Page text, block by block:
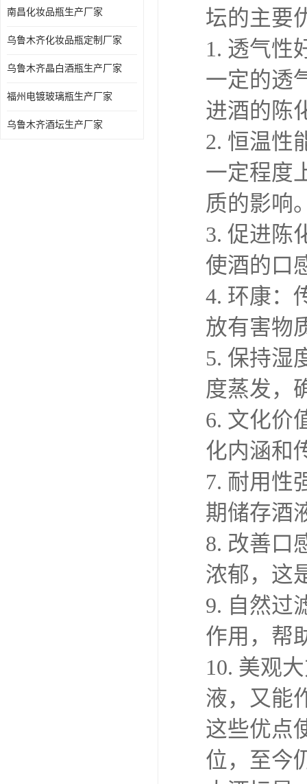
南昌化妆品瓶生产厂家
乌鲁木齐化妆品瓶定制厂家
乌鲁木齐晶白酒瓶生产厂家
福州电镀玻璃瓶生产厂家
乌鲁木齐酒坛生产厂家
坛的主要
1. 透气性
一定的透
进酒的陈
2. 恒温性
一定程度
质的影响
3. 促进陈
使酒的口
4. 环康：
放有害物
5. 保持湿
度蒸发，
6. 文化价
化内涵和
7. 耐用性
期储存酒
8. 改善口
浓郁，这
9. 自然过
作用，帮
10. 美观
液，又能
这些优点
位，至今